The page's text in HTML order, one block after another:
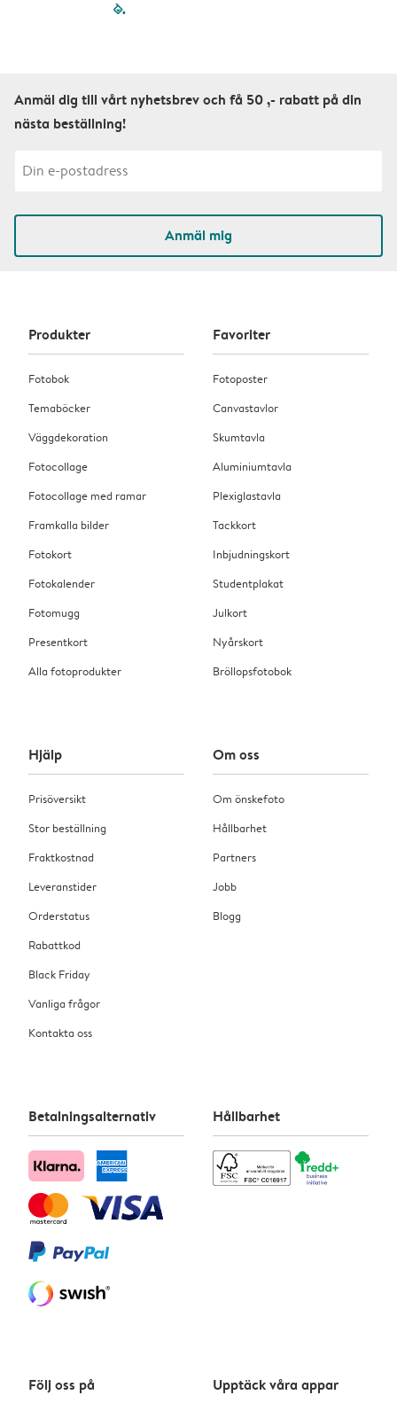
filled-pagination
Anmäl dig till vårt nyhetsbrev och få 50 ,- rabatt på din
nästa beställning!
Anmäl mig
Produkter
Fotobok
Temaböcker
Väggdekoration
Fotocollage
Fotocollage med ramar
Framkalla bilder
Fotokort
Fotokalender
Fotomugg
Presentkort
Alla fotoprodukter
Favoriter
Fotoposter
Canvastavlor
Skumtavla
Aluminiumtavla
Plexiglastavla
Tackkort
Inbjudningskort
Studentplakat
Julkort
Nyårskort
Bröllopsfotobok
Hjälp
Prisöversikt
Stor beställning
Fraktkostnad
Leveranstider
Orderstatus
Rabattkod
Black Friday
Vanliga frågor
Kontakta oss
Om oss
Om önskefoto
Hållbarhet
Partners
Jobb
Blogg
Betalningsalternativ Hållbarhet
Följ oss på Upptäck våra appar